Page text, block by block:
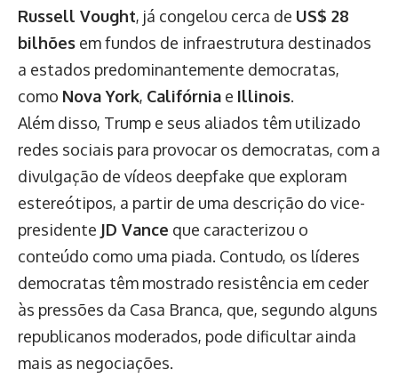
Russell Vought, já congelou cerca de US$ 28
bilhões em fundos de infraestrutura destinados
a estados predominantemente democratas,
como Nova York, Califórnia e Illinois.
Além disso, Trump e seus aliados têm utilizado
redes sociais para provocar os democratas, com a
divulgação de vídeos deepfake que exploram
estereótipos, a partir de uma descrição do vice-
presidente JD Vance que caracterizou o
conteúdo como uma piada. Contudo, os líderes
democratas têm mostrado resistência em ceder
às pressões da Casa Branca, que, segundo alguns
republicanos moderados, pode dificultar ainda
mais as negociações.